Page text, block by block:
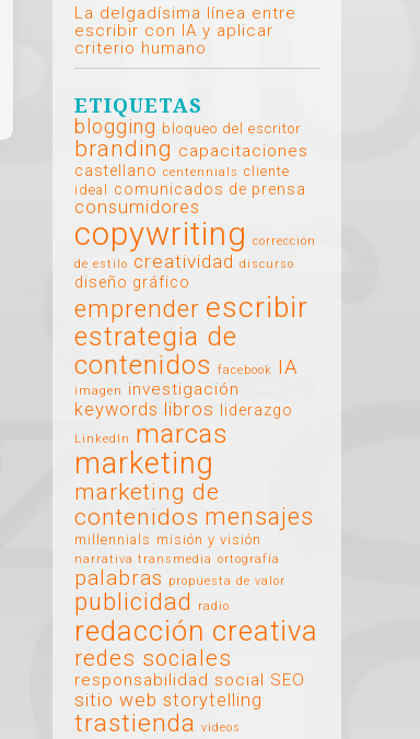
La delgadísima línea entre
escribir con IA y aplicar
criterio humano
ETIQUETAS
blogging bloqueo del escritor
branding capacitaciones
castellano centennials cliente
ideal
comunicados de prensa
consumidores
copywriting
corrección
de estilo creatividad discurso
diseño gráfico
emprender escribir
estrategia de
contenidos
facebook IA
imagen investigación
keywords libros liderazgo
LinkedIn marcas
marketing
marketing de
contenidos mensajes
millennials misión y visión
narrativa transmedia ortografía
palabras propuesta de valor
publicidad radio
redacción creativa
redes sociales
responsabilidad social SEO
sitio web storytelling
trastienda videos